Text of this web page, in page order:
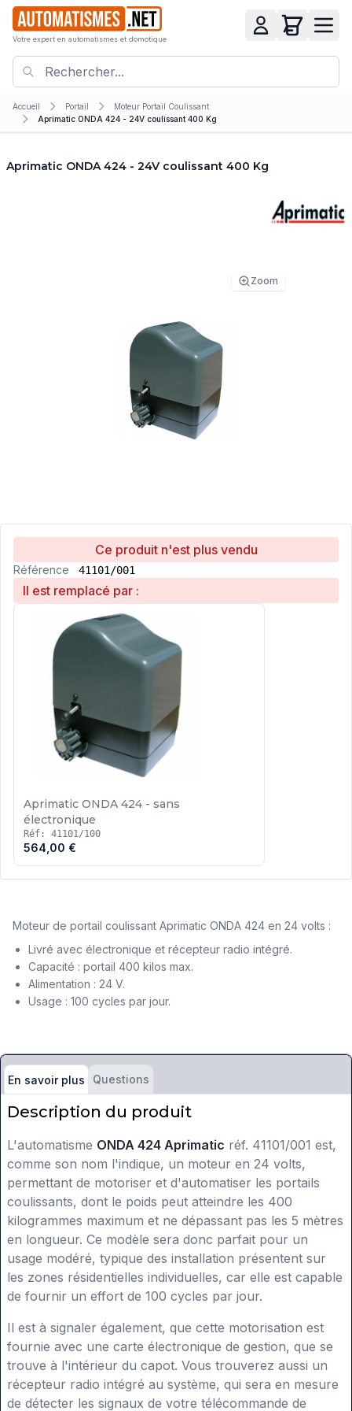
Votre expert en automatismes et domotique
Accueil Portail
Moteur Portail Coulissant
Aprimatic ONDA 424 - 24V coulissant 400 Kg
Aprimatic ONDA 424 - 24V coulissant 400 Kg
Zoom
Ce produit n'est plus vendu
Référence 41101/001
Il est remplacé par :
Aprimatic ONDA 424 - sans
électronique
Réf: 41101/100
564,00 €
Moteur de portail coulissant Aprimatic ONDA 424 en 24 volts :
Livré avec électronique et récepteur radio intégré.
Capacité : portail 400 kilos max.
Alimentation : 24 V.
Usage : 100 cycles par jour.
En savoir plus Questions
Description du produit
L'automatisme ONDA 424 Aprimatic réf. 41101/001 est,
comme son nom l'indique, un moteur en 24 volts,
permettant de motoriser et d'automatiser les portails
coulissants, dont le poids peut atteindre les 400
kilogrammes maximum et ne dépassant pas les 5 mètres
en longueur. Ce modèle sera donc parfait pour un
usage modéré, typique des installation présentent sur
les zones résidentielles individuelles, car elle est capable
de fournir un effort de 100 cycles par jour.
Il est à signaler également, que cette motorisation est
fournie avec une carte électronique de gestion, que se
trouve à l'intérieur du capot. Vous trouverez aussi un
récepteur radio intégré au système, qui sera en mesure
de détecter les signaux de votre télécommande de